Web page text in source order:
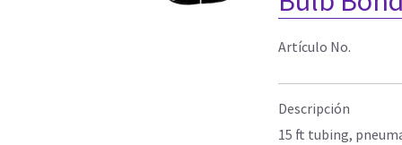
Artículo No.
Descripción
15 ft tubing,